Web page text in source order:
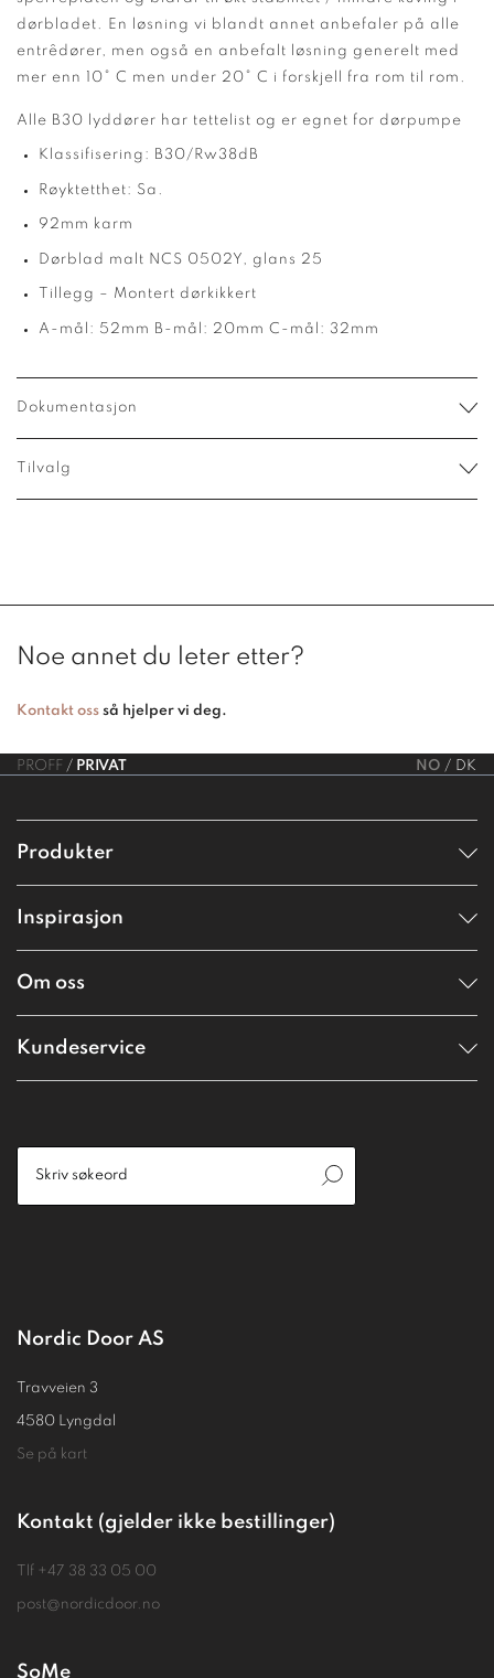
dørbladet. En løsning vi blandt annet anbefaler på alle
entrêdører, men også en anbefalt løsning generelt med
mer enn 10° C men under 20° C i forskjell fra rom til rom.
Alle B30 lyddører har tettelist og er egnet for dørpumpe
Klassifisering: B30/Rw38dB
Røyktetthet: Sa.
92mm karm
Dørblad malt NCS 0502Y, glans 25
Tillegg – Montert dørkikkert
A-mål: 52mm B-mål: 20mm C-mål: 32mm
Dokumentasjon
Tilvalg
Noe annet du leter etter?
Kontakt oss så hjelper vi deg.
PROFF PRIVAT NO DK
Produkter
Inspirasjon
Om oss
Kundeservice
Nordic Door AS
Travveien 3
4580 Lyngdal
Se på kart
Kontakt (gjelder ikke bestillinger)
Tlf +47 38 33 05 00
post@nordicdoor.no
SoMe